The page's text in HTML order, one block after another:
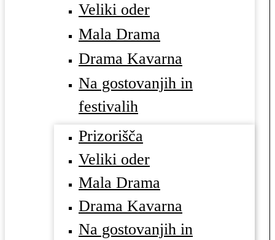
Veliki oder
Mala Drama
Drama Kavarna
Na gostovanjih in
festivalih
Prizorišča
Veliki oder
Mala Drama
Drama Kavarna
Na gostovanjih in